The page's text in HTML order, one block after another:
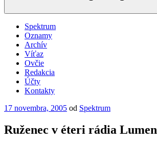
Spektrum
Oznamy
Archív
Víťaz
Ovčie
Redakcia
Účty
Kontakty
Publikované
17 novembra, 2005 od Spektrum
Ruženec v éteri rádia Lumen